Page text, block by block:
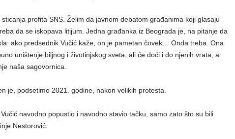
sticanja profita SNS. Želim da javnom debatom građanima koji glasaju
da se iskopava litijum. Jedna građanka iz Beograda je, na pitanje da
ako predsednik Vučić kaže, on je pametan čovek… Onda treba. Ona
uništenje biljnog i životinjskog sveta, ali će doći i do njenih vrata, a
naša sagovornica.
je, podsetimo 2021. godine, nakon velikih protesta.
Vučić navodno popustio i navodno stavio tačku, samo zato što su bili
Nestorović.